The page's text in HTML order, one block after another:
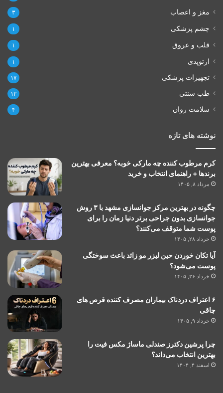
مغز و اعصاب ۳
چشم پزشکی ۱
قلب و عروق ۱
ارتوپدی ۱
تجهیزات پزشکی ۱۷
طب سنتی ۱۲
سلامت روان ۴
نوشته های تازه
کرم مرطوب کننده چه مارکی خوبه؟ معرفی بهترین
برندها + راهنمای انتخاب و خرید
مرداد ۸, ۱۴۰۵
چگونه در بهترین مرکز جوانسازی مشهد با ۳ روش
جوانسازی بدون جراحی برتر دنیا زمان را برای
پوست شما متوقف می‌کنند؟
خرداد ۲۸, ۱۴۰۵
آیا تکان خوردن حین لیزر مو زائد باعث سوختگی
پوست می‌شود؟
خرداد ۲۶, ۱۴۰۵
۶ اعتراف دردناک بیماران مصرف کننده قرص های
چاقی
خرداد ۹, ۱۴۰۵
چرا پرشین دکترز صندلی ماساژ مکس فیت را
بهترین انتخاب می‌داند؟
اسفند ۴, ۱۴۰۴